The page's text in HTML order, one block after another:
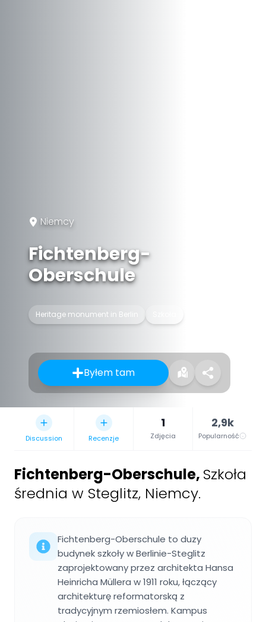
Niemcy
Fichtenberg-
Oberschule
Heritage monument in Berlin
Byłem tam
Discussion Recenzje
1
Zdjęcia
2,9k
Popularność
Fichtenberg-Oberschule, Szkoła
średnia w Steglitz, Niemcy.
Fichtenberg-Oberschule to duzy
budynek szkoły w Berlinie-Steglitz
zaprojektowany przez architekta Hansa
Heinricha Müllera w 1911 roku, łączący
architekturę reformatorską z
tradycyjnym rzemiosłem. Kampus